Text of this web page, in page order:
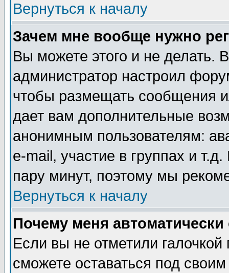
Вернуться к началу
Зачем мне вообще нужно
Вы можете этого и не делать.
администратор настроил
чтобы размещать сообщения
дает вам дополнительные
анонимным пользователям:
e-mail, участие в группах и
пару минут, поэтому мы
Вернуться к началу
Почему меня автоматически
Если вы не отметили галочкой
сможете оставаться под